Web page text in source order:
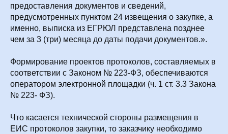
предоставления документов и сведений,
предусмотренных пунктом 24 извещения о закупке, а
именно, выписка из ЕГРЮЛ представлена позднее
чем за 3 (три) месяца до даты подачи документов.».
Формирование проектов протоколов, составляемых в
соответствии с Законом № 223-ФЗ, обеспечиваются
оператором электронной площадки (ч. 1 ст. 3.3 Закона
№ 223- ФЗ).
Что касается технической стороны размещения в
ЕИС протоколов закупки, то заказчику необходимо